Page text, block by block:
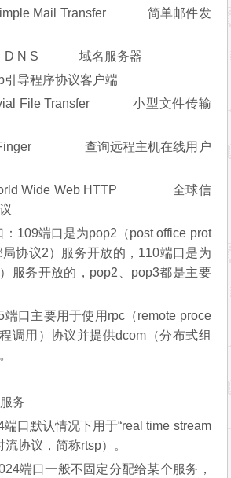
Mail Transfer 简单邮件发
D N S 域名服务器
导程序协议客户端
File Transfer 小型文件传输
查询远程主机在线用户
Wide Web HTTP 全球信
：109端口是为pop2（post office prot
协议2）服务开放的，110端口是为
服务开放的，pop2、pop3都是主要
端口主要用于使用rpc（remote proce
调用）协议并提供dcom（分布式组
务
口默认情况下用于“real time stream
协议，简称rtsp）。
端口一般不固定分配给某个服务，